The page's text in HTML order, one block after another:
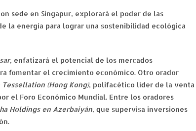
sede en Singapur, explorará el poder de las
la energía para lograr una sostenibilidad ecológica
, enfatizará el potencial de los mercados
fomentar el crecimiento económico. Otro orador
(Hong Kong), polifacético líder de la venta
el Foro Económico Mundial. Entre los oradores
Holdings en Azerbaiyán, que supervisa inversiones